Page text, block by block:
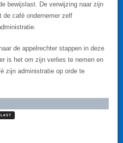
bewijslast. De verwijzing naar zijn
de café ondernemer zelf
de appelrechter stappen in deze
is het om zijn verlies te nemen en
zijn administratie op orde te